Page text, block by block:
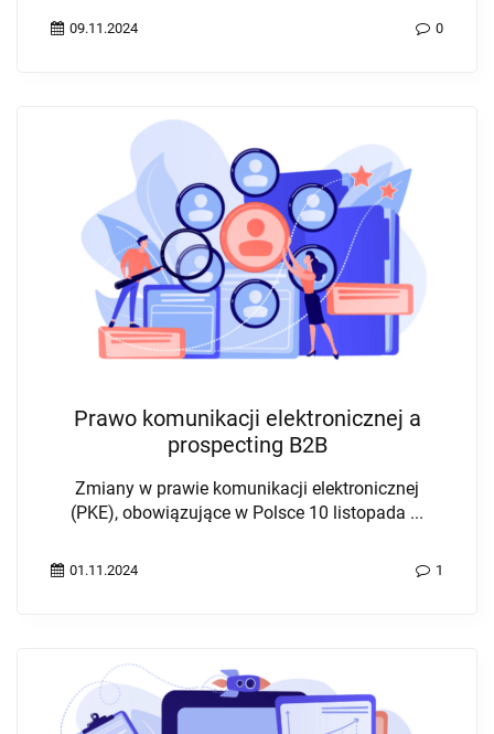
09.11.2024 0
Prawo komunikacji elektronicznej a
prospecting B2B
Zmiany w prawie komunikacji elektronicznej
(PKE), obowiązujące w Polsce 10 listopada ...
01.11.2024 1